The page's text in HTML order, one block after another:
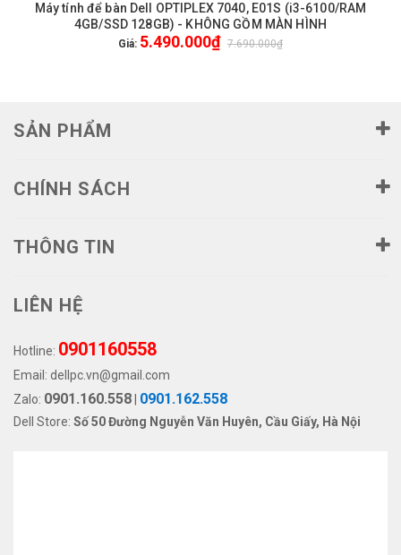
Máy tính để bàn Dell OPTIPLEX 7040, E01S (i3-6100/RAM
4GB/SSD 128GB) - KHÔNG GỒM MÀN HÌNH
Giá: 5.490.000₫ 7.690.000₫
SẢN PHẨM
CHÍNH SÁCH
THÔNG TIN
LIÊN HỆ
Hotline: 0901160558
Email: dellpc.vn@gmail.com
Zalo: 0901.160.558 0901.162.558
Dell Store: Số 50 Đường Nguyễn Văn Huyên, Cầu Giấy, Hà Nội